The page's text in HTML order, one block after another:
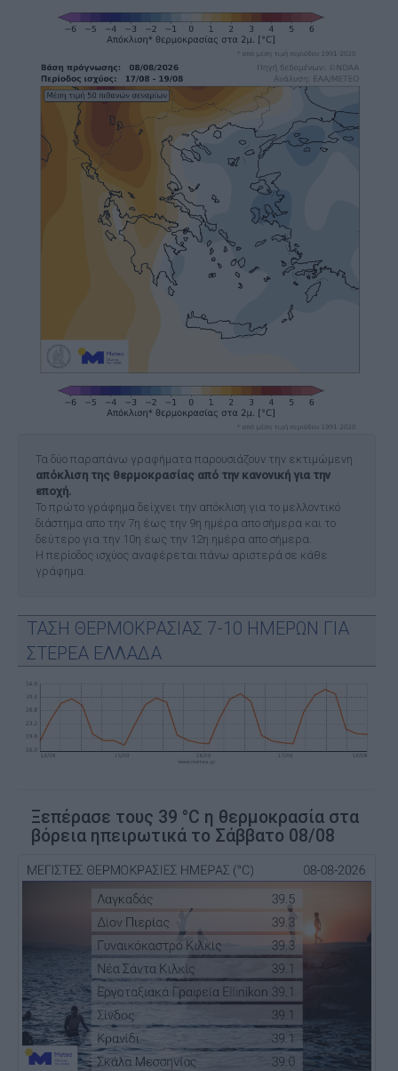
Τα δύο παραπάνω γραφήματα παρουσιάζουν την εκτιμώμενη
απόκλιση της θερμοκρασίας από την κανονική για την
εποχή.
Το πρώτο γράφημα δείχνει την απόκλιση για το μελλοντικό
διάστημα απο την 7η έως την 9η ημέρα απο σήμερα και το
δεύτερο για την 10η έως την 12η ημέρα απο σήμερα.
Η περίοδος ισχύος αναφέρεται πάνω αριστερά σε κάθε
γράφημα.
ΤΑΣΗ ΘΕΡΜΟΚΡΑΣΙΑΣ 7-10 ΗΜΕΡΩΝ ΓΙΑ
ΣΤΕΡΕΑ ΕΛΛΑΔΑ
Ξεπέρασε τους 39 °C η θερμοκρασία στα
βόρεια ηπειρωτικά το Σάββατο 08/08